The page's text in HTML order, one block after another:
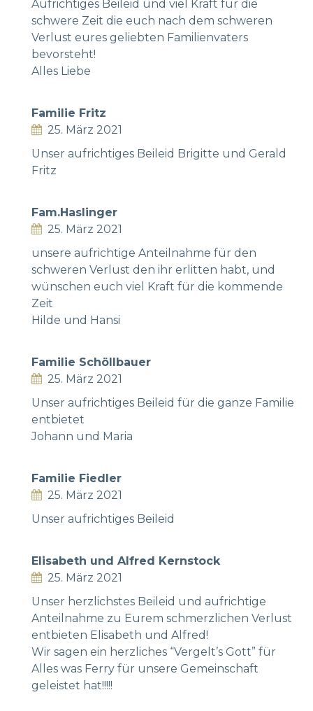
Aufrichtiges Beileid und viel Kraft für die
schwere Zeit die euch nach dem schweren
Verlust eures geliebten Familienvaters
bevorsteht!
Alles Liebe
Familie Fritz
25. März 2021
Unser aufrichtiges Beileid Brigitte und Gerald
Fritz
Fam.Haslinger
25. März 2021
unsere aufrichtige Anteilnahme für den
schweren Verlust den ihr erlitten habt, und
wünschen euch viel Kraft für die kommende
Zeit
Hilde und Hansi
Familie Schöllbauer
25. März 2021
Unser aufrichtiges Beileid für die ganze Familie
entbietet
Johann und Maria
Familie Fiedler
25. März 2021
Unser aufrichtiges Beileid
Elisabeth und Alfred Kernstock
25. März 2021
Unser herzlichstes Beileid und aufrichtige
Anteilnahme zu Eurem schmerzlichen Verlust
entbieten Elisabeth und Alfred!
Wir sagen ein herzliches “Vergelt’s Gott” für
Alles was Ferry für unsere Gemeinschaft
geleistet hat!!!!!